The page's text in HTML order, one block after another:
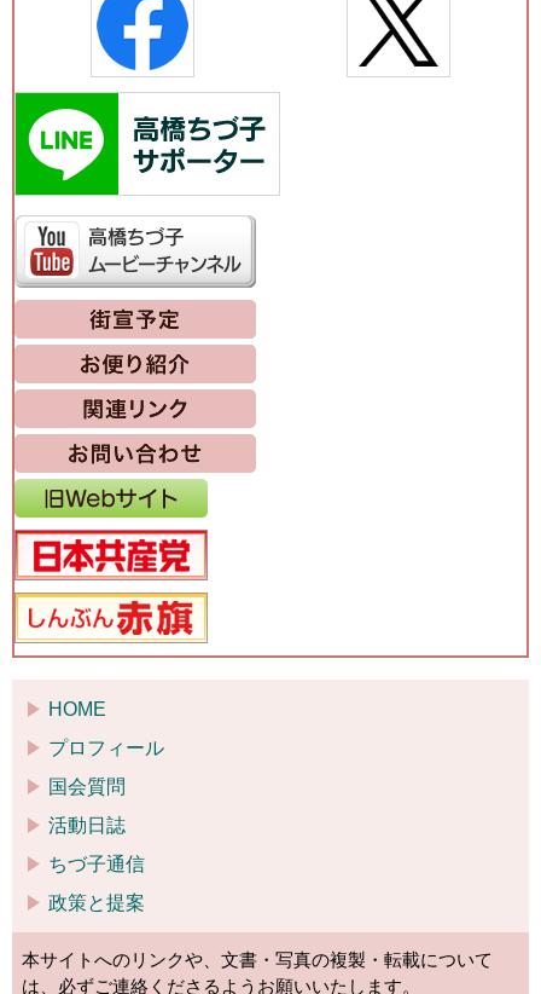
HOME
プロフィール
国会質問
活動日誌
ちづ子通信
政策と提案
本サイトへのリンクや、文書・写真の複製・転載について
は、必ずご連絡くださるようお願いいたします。